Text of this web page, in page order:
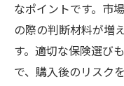
なポイントです。市
の際の判断材料が増
す。適切な保険選び
で、購入後のリスク